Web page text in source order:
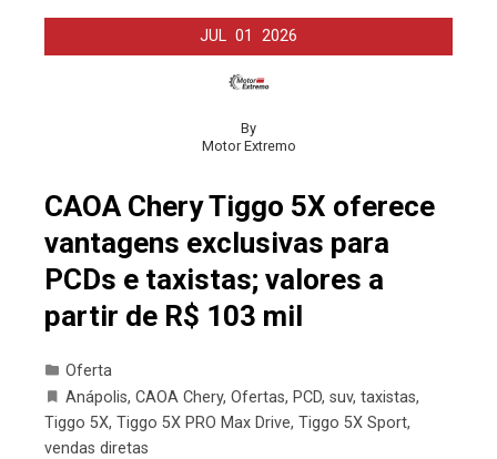
JUL 01 2026
By
Motor Extremo
CAOA Chery Tiggo 5X oferece
vantagens exclusivas para
PCDs e taxistas; valores a
partir de R$ 103 mil
Oferta
Anápolis, CAOA Chery, Ofertas, PCD, suv, taxistas,
Tiggo 5X, Tiggo 5X PRO Max Drive, Tiggo 5X Sport,
vendas diretas